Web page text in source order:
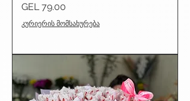
Price
GEL 79.00
კურიერის მომსახურება